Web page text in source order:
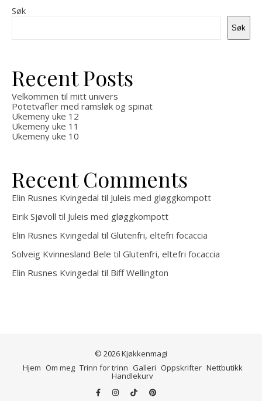
Søk
Søk
Recent Posts
Velkommen til mitt univers
Potetvafler med ramsløk og spinat
Ukemeny uke 12
Ukemeny uke 11
Ukemeny uke 10
Recent Comments
Elin Rusnes Kvingedal til Juleis med gløggkompott
Eirik Sjøvoll til Juleis med gløggkompott
Elin Rusnes Kvingedal til Glutenfri, eltefri focaccia
Solveig Kvinnesland Bele til Glutenfri, eltefri focaccia
Elin Rusnes Kvingedal til Biff Wellington
© 2026 Kjøkkenmagi
Hjem Om meg Trinn for trinn Galleri Oppskrifter Nettbutikk
Handlekurv